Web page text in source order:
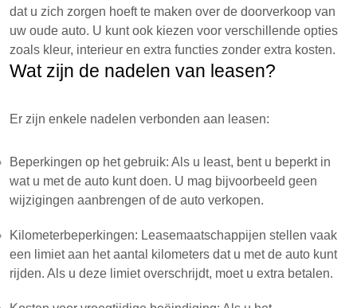
dat u zich zorgen hoeft te maken over de doorverkoop van
uw oude auto. U kunt ook kiezen voor verschillende opties
zoals kleur, interieur en extra functies zonder extra kosten.
Wat zijn de nadelen van leasen?
Er zijn enkele nadelen verbonden aan leasen:
Beperkingen op het gebruik: Als u least, bent u beperkt in
wat u met de auto kunt doen. U mag bijvoorbeeld geen
wijzigingen aanbrengen of de auto verkopen.
Kilometerbeperkingen: Leasemaatschappijen stellen vaak
een limiet aan het aantal kilometers dat u met de auto kunt
rijden. Als u deze limiet overschrijdt, moet u extra betalen.